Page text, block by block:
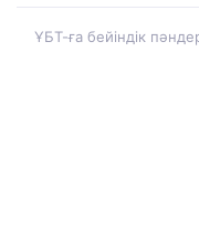
ҰБТ-ға бейіндік